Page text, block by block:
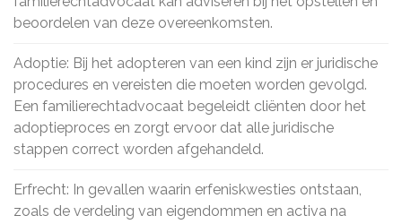
beoordelen van deze overeenkomsten.
Adoptie: Bij het adopteren van een kind zijn er juridische
procedures en vereisten die moeten worden gevolgd.
Een familierechtadvocaat begeleidt cliënten door het
adoptieproces en zorgt ervoor dat alle juridische
stappen correct worden afgehandeld.
Erfrecht: In gevallen waarin erfeniskwesties ontstaan,
zoals de verdeling van eigendommen en activa na